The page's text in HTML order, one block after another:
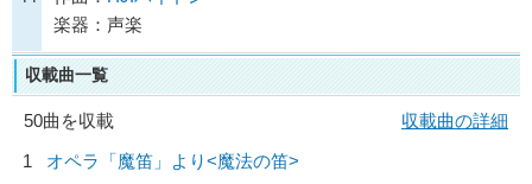
楽器：声楽
収載曲一覧
50曲を収載
収載曲の詳細
1
オペラ「魔笛」より<魔法の笛>